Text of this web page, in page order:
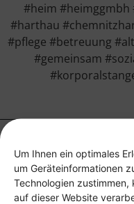
Um Ihnen ein optimales
um Geräteinformationen
Technologien
auf dieser Website
#heim #heimggmbh
#harthau
#pflege #betreuung
#gemeinsam